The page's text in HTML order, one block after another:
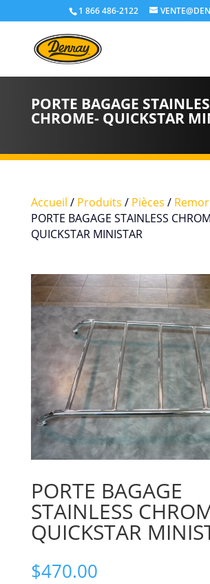
1 866 486-2122
PORTE BAGAGE
CHROME- QUICKSTAR
Accueil / Produits / Pièces /
PORTE BAGAGE STAINLESS
QUICKSTAR MINISTAR
PORTE BAGAGE
STAINLESS
QUICKSTAR
$470.00